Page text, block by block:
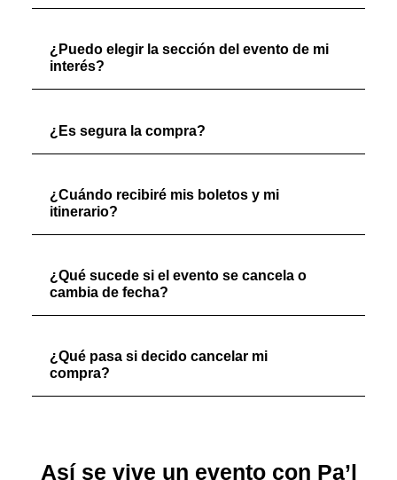
¿Puedo elegir la sección del evento de mi
interés?
¿Es segura la compra?
¿Cuándo recibiré mis boletos y mi
itinerario?
¿Qué sucede si el evento se cancela o
cambia de fecha?
¿Qué pasa si decido cancelar mi
compra?
Así se vive un evento con Pa’l